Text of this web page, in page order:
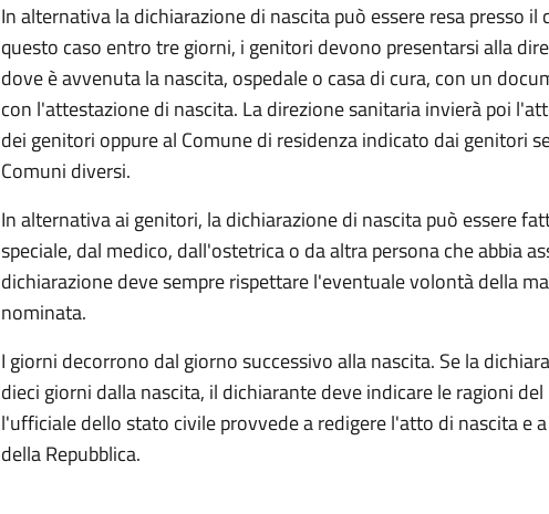
In alternativa la dichiarazione di nascita può essere resa presso il
questo caso entro tre giorni, i genitori devono presentarsi alla
dove è avvenuta la nascita, ospedale o casa di cura, con un
con l'attestazione di nascita. La direzione sanitaria invierà poi
dei genitori oppure al Comune di residenza indicato dai genitori
Comuni diversi.
In alternativa ai genitori, la dichiarazione di nascita può essere
speciale, dal medico, dall'ostetrica o da altra persona che abbia
dichiarazione deve sempre rispettare l'eventuale volontà della
nominata.
I giorni decorrono dal giorno successivo alla nascita. Se la
dieci giorni dalla nascita, il dichiarante deve indicare le ragioni
l'ufficiale dello stato civile provvede a redigere l'atto di nascita e
della Repubblica.